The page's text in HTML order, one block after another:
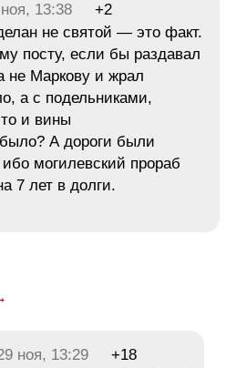
13:38
+2
не святой — это факт.
посту, если бы раздавал
не Маркову и жрал
а с подельниками,
и вины
А дороги были
могилевский прораб
7 лет в долги.
ноя, 13:29
+18